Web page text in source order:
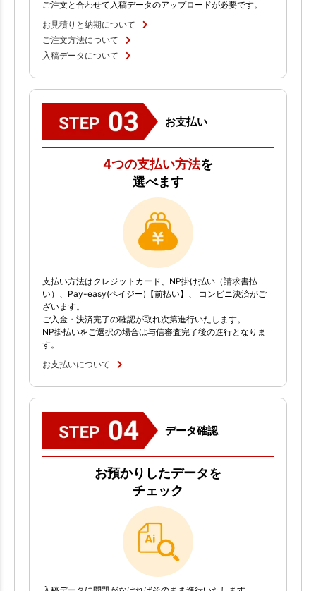
ご注文と合わせて入稿データのアップロードが必要です。
お見積りと納期について
ご注文方法について
入稿データについて
お支払い
4つの支払い方法を
選べます
支払い方法はクレジットカード、NP掛け払い（請求書払
い）、Pay-easy(ペイジー)【前払い】、 コンビニ決済がご
ざいます。
ご入金・決済完了の確認が取れ次第進行いたします。
NP掛払いをご選択の場合は与信審査完了後の進行となりま
す。
お支払いについて
データ確認
お預かりしたデータを
チェック